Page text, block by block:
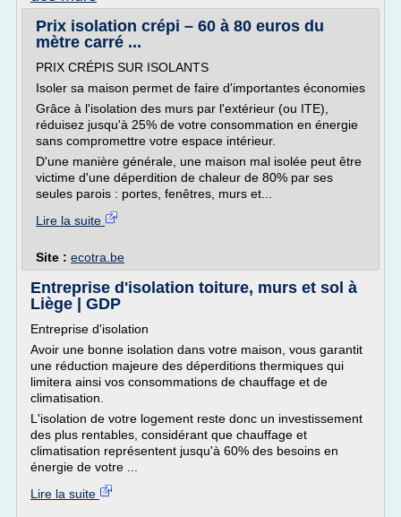
Prix isolation crépi – 60 à 80 euros du
mètre carré ...
PRIX CRÉPIS SUR ISOLANTS
Isoler sa maison permet de faire d'importantes économies
Grâce à l'isolation des murs par l'extérieur (ou ITE),
réduisez jusqu'à 25% de votre consommation en énergie
sans compromettre votre espace intérieur.
D'une manière générale, une maison mal isolée peut être
victime d'une déperdition de chaleur de 80% par ses
seules parois : portes, fenêtres, murs et...
Lire la suite
Site : ecotra.be
Entreprise d'isolation toiture, murs et sol à
Liège | GDP
Entreprise d'isolation
Avoir une bonne isolation dans votre maison, vous garantit
une réduction majeure des déperditions thermiques qui
limitera ainsi vos consommations de chauffage et de
climatisation.
L'isolation de votre logement reste donc un investissement
des plus rentables, considérant que chauffage et
climatisation représentent jusqu'à 60% des besoins en
énergie de votre ...
Lire la suite